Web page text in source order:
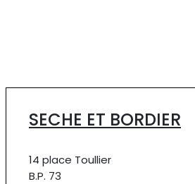
SECHE ET BORDIER
14 place Toullier
B.P. 73